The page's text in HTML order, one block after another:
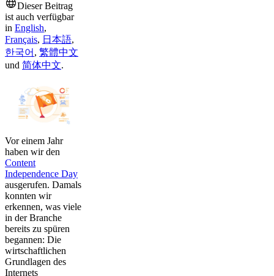
Dieser Beitrag
ist auch verfügbar
in English,
Français, 日本語,
한국어 , 繁體中文
und 简体中文.
Vor einem Jahr
haben wir den
Content
Independence Day
ausgerufen. Damals
konnten wir
erkennen, was viele
in der Branche
bereits zu spüren
begannen: Die
wirtschaftlichen
Grundlagen des
Internets